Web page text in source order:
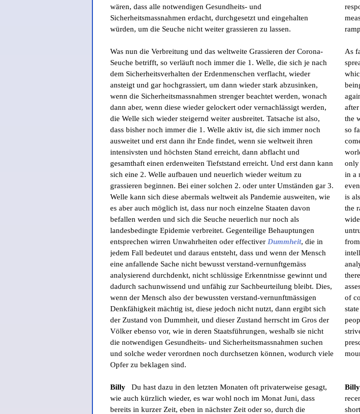
wären, dass alle notwendigen Gesundheits- und
Sicherheitsmassnahmen erdacht, durchgesetzt und eingehalten
würden, um die Seuche nicht weiter grassieren zu lassen.
Was nun die Verbreitung und das weltweite Grassieren der Corona-
Seuche betrifft, so verläuft noch immer die 1. Welle, die sich je nach
dem Sicherheitsverhalten der Erdenmenschen verflacht, wieder
ansteigt und gar hochgrassiert, um dann wieder stark abzusinken,
wenn die Sicherheitsmassnahmen strenger beachtet werden, wonach
dann aber, wenn diese wieder gelockert oder vernachlässigt werden,
die Welle sich wieder steigernd weiter ausbreitet. Tatsache ist also,
dass bisher noch immer die 1. Welle aktiv ist, die sich immer noch
ausweitet und erst dann ihr Ende findet, wenn sie weltweit ihren
intensivsten und höchsten Stand erreicht, dann abflacht und
gesamthaft einen erdenweiten Tiefststand erreicht. Und erst dann kann
sich eine 2. Welle aufbauen und neuerlich wieder weitum zu
grassieren beginnen. Bei einer solchen 2. oder unter Umständen gar 3.
Welle kann sich diese abermals weltweit als Pandemie ausweiten, wie
es aber auch möglich ist, dass nur noch einzelne Staaten davon
befallen werden und sich die Seuche neuerlich nur noch als
landesbedingte Epidemie verbreitet. Gegenteilige Behauptungen
entsprechen wirren Unwahrheiten oder effectiver Dummheit, die in
jedem Fall bedeutet und daraus entsteht, dass und wenn der Mensch
eine anfallende Sache nicht bewusst verstand-vernunftgemäss
analysierend durchdenkt, nicht schlüssige Erkenntnisse gewinnt und
dadurch sachunwissend und unfähig zur Sachbeurteilung bleibt. Dies,
wenn der Mensch also der bewussten verstand-vernunftmässigen
Denkfähigkeit mächtig ist, diese jedoch nicht nutzt, dann ergibt sich
der Zustand von Dummheit, und dieser Zustand herrscht im Gros der
Völker ebenso vor, wie in deren Staatsführungen, weshalb sie nicht
die notwendigen Gesundheits- und Sicherheitsmassnahmen suchen
und solche weder verordnen noch durchsetzen können, wodurch viele
Opfer zu beklagen sind.
As
the
so
only
in a
is
the
of
Billy Du hast dazu in den letzten Monaten oft privaterweise gesagt,
wie auch kürzlich wieder, es war wohl noch im Monat Juni, dass
bereits in kurzer Zeit, eben in nächster Zeit oder so, durch die